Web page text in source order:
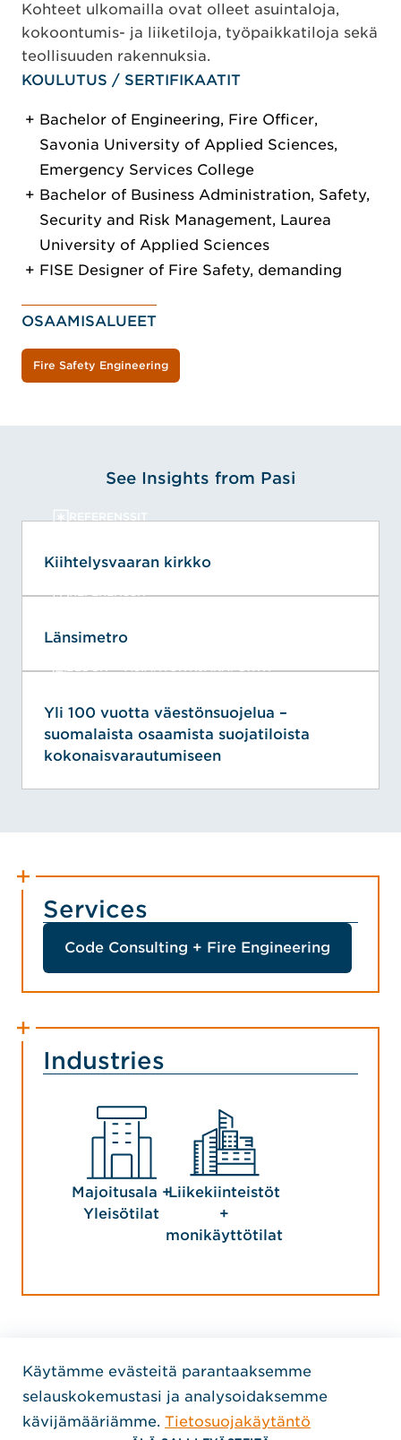
Kohteet ulkomailla ovat olleet asuintaloja,
kokoontumis- ja liiketiloja, työpaikkatiloja sekä
teollisuuden rakennuksia.
KOULUTUS / SERTIFIKAATIT
Bachelor of Engineering, Fire Officer,
Savonia University of Applied Sciences,
Emergency Services College
Bachelor of Business Administration, Safety,
Security and Risk Management, Laurea
University of Applied Sciences
FISE Designer of Fire Safety, demanding
OSAAMISALUEET
Fire Safety Engineering
See Insights from Pasi
REFERENSSIT
Kiihtelysvaaran kirkko
REFERENSSIT
Länsimetro
Yli 100 vuotta väestönsuojelua –
suomalaista osaamista suojatiloista
kokonaisvarautumiseen
Services
Code Consulting + Fire Engineering
Industries
Majoitusala +
Yleisötilat
Liikekiinteistöt
+
monikäyttötilat
Home Jensen Hughes
SEURAA MEITÄ
, Avautuu uudessa ikkunassa
, Avautuu uudessa ikkunassa
, Avautuu uudessa ikkunassa
Tekijänoikeudet © 2026 Jensen Hughes
Käytämme evästeitä parantaaksemme
selauskokemustasi ja analysoidaksemme
kävijämääriämme. Tietosuojakäytäntö